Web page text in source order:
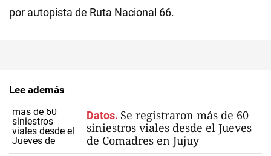
por autopista de Ruta Nacional 66.
Lee además
Datos. Se registraron más de 60
siniestros viales desde el Jueves
de Comadres en Jujuy